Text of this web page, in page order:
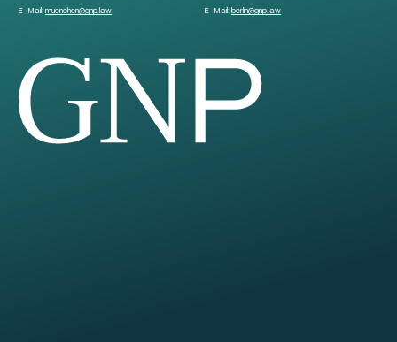
E-Mail:muenchen@gnp.law E-Mail: berlin@gnp.law